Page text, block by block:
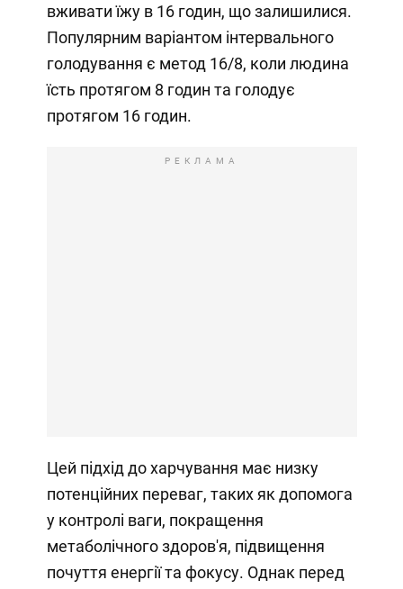
вживати їжу в 16 годин, що залишилися.
Популярним варіантом інтервального
голодування є метод 16/8, коли людина
їсть протягом 8 годин та голодує
протягом 16 годин.
РЕКЛАМА
Цей підхід до харчування має низку
потенційних переваг, таких як допомога
у контролі ваги, покращення
метаболічного здоров'я, підвищення
почуття енергії та фокусу. Однак перед